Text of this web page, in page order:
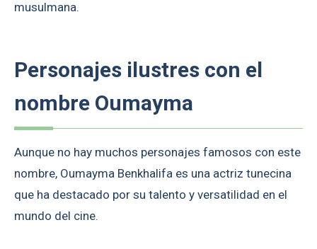
musulmana.
Personajes ilustres con el
nombre Oumayma
Aunque no hay muchos personajes famosos con este
nombre, Oumayma Benkhalifa es una actriz tunecina
que ha destacado por su talento y versatilidad en el
mundo del cine.